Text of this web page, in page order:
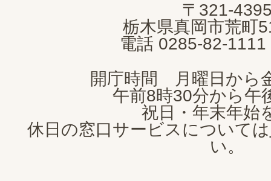
CITY
〒321-
栃木県真岡市荒町
電話 0285-82-1111
開庁時間 月曜日から
午前8時30分から午
祝日・年末年始
休日の窓口サービスについては
い。